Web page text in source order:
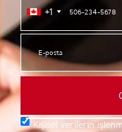
+1
Kişisel verilerin